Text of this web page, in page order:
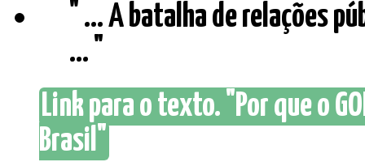
" ... A batalha de relações
... "
Link para o texto. "Por que o
Brasil"